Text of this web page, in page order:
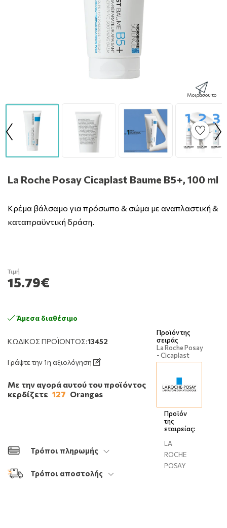
Μοιράσου το
La Roche Posay Cicaplast Baume B5+, 100 ml
Κρέμα βάλσαμο για πρόσωπο & σώμα με αναπλαστική &
καταπραϋντική δράση.
ΚΩΔΙΚΌΣ ΠΡΟΪΌΝΤΟΣ:13452
Γράψτε την 1η αξιολόγηση
Άμεσα διαθέσιμο
Τιμή
15.79€
Με την αγορά αυτού του προϊόντος
κερδίζετε 127 Oranges
Τρόποι πληρωμής
Τρόποι αποστολής
Προϊόν της
σειράς
La Roche Posay
- Cicaplast
Προϊόν
της
εταιρείας:
LA
ROCHE
POSAY